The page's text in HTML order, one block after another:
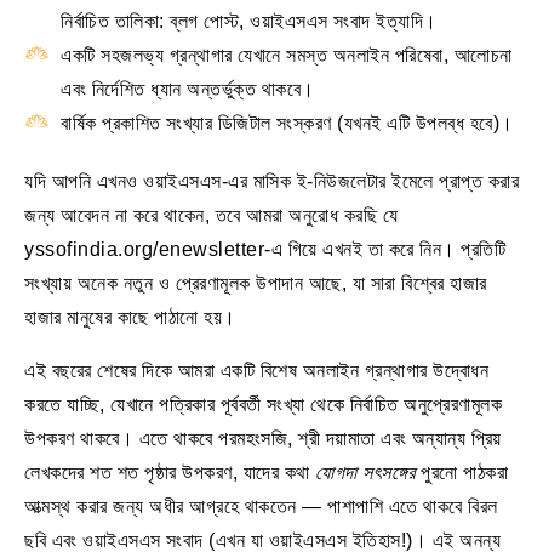
নির্বাচিত তালিকা: ব্লগ পোস্ট, ওয়াইএসএস সংবাদ ইত্যাদি।
একটি সহজলভ্য গ্রন্থাগার যেখানে সমস্ত অনলাইন পরিষেবা, আলোচনা
এবং নির্দেশিত ধ্যান অন্তর্ভুক্ত থাকবে।
বার্ষিক প্রকাশিত সংখ্যার ডিজিটাল সংস্করণ (যখনই এটি উপলব্ধ হবে)।
যদি আপনি এখনও ওয়াইএসএস-এর মাসিক ই-নিউজলেটার ইমেলে প্রাপ্ত করার
জন্য আবেদন না করে থাকেন, তবে আমরা অনুরোধ করছি যে
yssofindia.org/enewsletter-এ গিয়ে এখনই তা করে নিন। প্রতিটি
সংখ্যায় অনেক নতুন ও প্রেরণামূলক উপাদান আছে, যা সারা বিশ্বের হাজার
হাজার মানুষের কাছে পাঠানো হয়।
এই বছরের শেষের দিকে আমরা একটি বিশেষ অনলাইন গ্রন্থাগার উদ্বোধন
করতে যাচ্ছি, যেখানে পত্রিকার পূর্ববর্তী সংখ্যা থেকে নির্বাচিত অনুপ্রেরণামূলক
উপকরণ থাকবে। এতে থাকবে পরমহংসজি, শ্রী দয়ামাতা এবং অন্যান্য প্রিয়
লেখকদের শত শত পৃষ্ঠার উপকরণ, যাদের কথা যোগদা সৎসঙ্গেরপুরনো পাঠকরা
আত্মস্থ করার জন্য অধীর আগ্রহে থাকতেন — পাশাপাশি এতে থাকবে বিরল
ছবি এবং ওয়াইএসএস সংবাদ (এখন যা ওয়াইএসএস ইতিহাস!)। এই অনন্য